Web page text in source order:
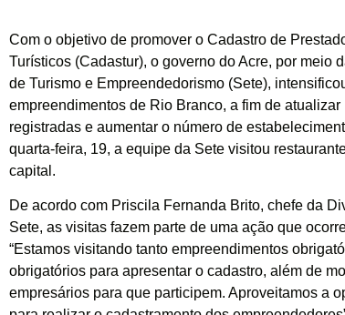
Com o objetivo de promover o Cadastro de
Turísticos (Cadastur), o governo do Acre, por meio
de Turismo e Empreendedorismo (Sete),
empreendimentos de Rio Branco, a fim de
registradas e aumentar o número de
quarta-feira, 19, a equipe da Sete visitou
capital.
De acordo com Priscila Fernanda Brito, chefe da
Sete, as visitas fazem parte de uma ação que
“Estamos visitando tanto empreendimentos
obrigatórios para apresentar o cadastro, além de
empresários para que participem. Aproveitamos a